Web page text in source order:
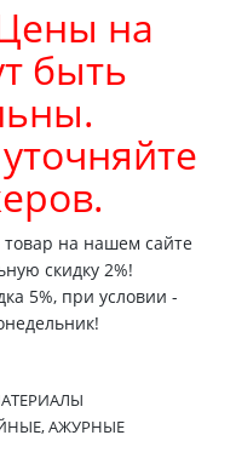
на
быть
на нашем сайте
скидку 2%!
5%, при условии -
АЖУРНЫЕ